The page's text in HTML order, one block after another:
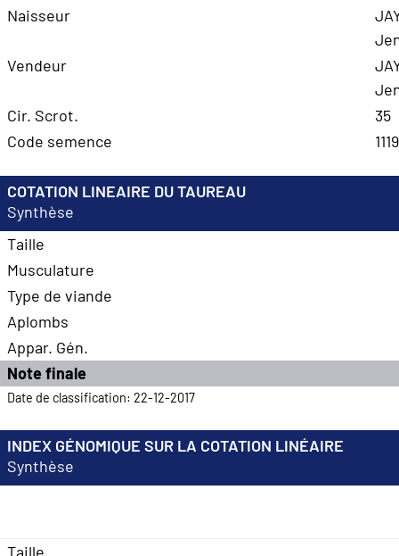
Naisseur
Vendeur
Cir. Scrot.
35
Code semence
COTATION LINEAIRE DU TAUREAU
Synthèse
Taille
Musculature
Type de viande
Aplombs
Appar. Gén.
Note finale
Date de classification: 22-12-2017
INDEX GÉNOMIQUE SUR LA COTATION LINÉAIRE
Synthèse
Taille